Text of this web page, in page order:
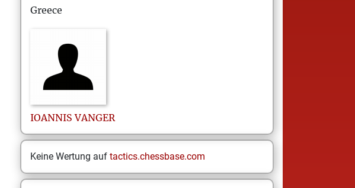
Greece
IOANNIS VANGER
Keine Wertung auf tactics.chessbase.com